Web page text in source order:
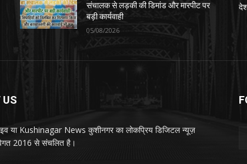
संचालक से लड़की की डिमांड और मारपीट पर
बड़ी कार्यवाही
05/08/2026
US
या Kushinagar News कुशीनगर का लोकप्रिय डिजिटल न्यूज़
2016 से संचलित है।